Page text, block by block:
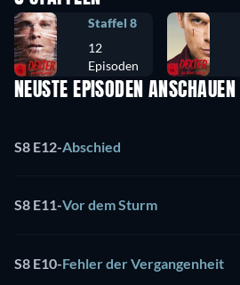
Staffel 8
12
Episoden
NEUSTE EPISODEN ANSCHAUEN
S8 E12-Abschied
S8 E11-Vor dem Sturm
S8 E10-Fehler der Vergangenheit